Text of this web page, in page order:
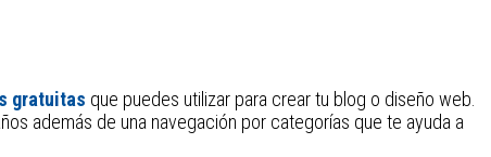
gratuitas que puedes utilizar para crear tu blog o diseño web.
además de una navegación por categorías que te ayuda a